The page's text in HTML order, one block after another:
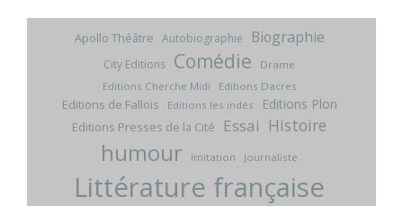
Apollo Théâtre Autobiographie Biographie
City Editions Comédie
Drame
Editions Cherche Midi
Editions Dacres
Editions de Fallois Editions les indés Editions Plon
Editions Presses de la Cité Essai Histoire
humour Imitation Journaliste
Littérature française